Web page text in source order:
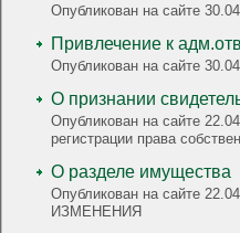
Опубликован на сайте
Привлечение к
Опубликован на сайте
О признании
Опубликован на сайте
регистрации права
О разделе имущества
Опубликован на сайте
ИЗМЕНЕНИЯ